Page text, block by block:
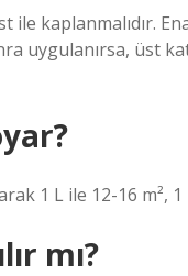
ile kaplanmalıdır.
uygulanırsa, üst
1 L ile 12-16 m²,
mı?